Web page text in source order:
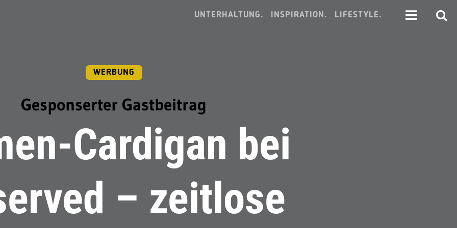
UNTERHALTUNG. INSPIRATION. LIFESTYLE.
WERBUNG
Gesponserter Gastbeitrag
Cardigan bei
– zeitlose